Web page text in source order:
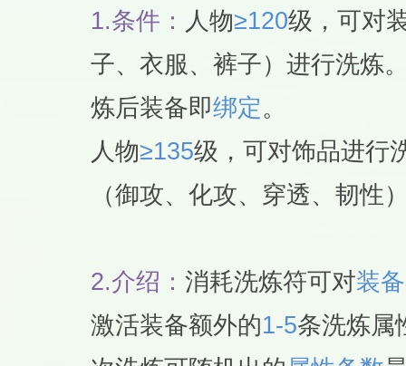
1.条件： 人物≥120级，可对
子、衣服、裤子）进行洗炼
炼后装备即绑定。
人物≥135级，可对饰品进行
（御攻、化攻、穿透、韧性
2.介绍： 消耗洗炼符可对装
激活装备额外的1-5条洗炼属